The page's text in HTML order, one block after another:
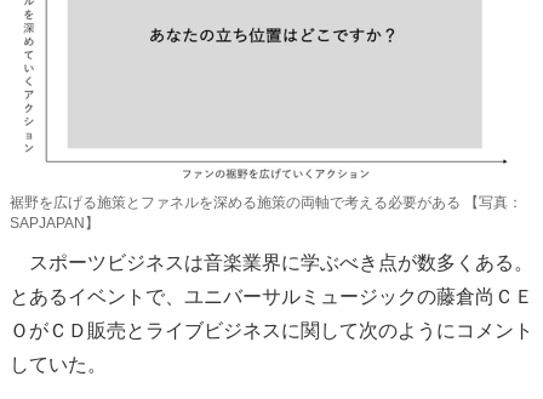
裾野を広げる施策とファネルを深める施策の両軸で考える必要がある 【写真：
SAPJAPAN】
スポーツビジネスは音楽業界に学ぶべき点が数多くある。
とあるイベントで、ユニバーサルミュージックの藤倉尚ＣＥ
ＯがＣＤ販売とライブビジネスに関して次のようにコメント
していた。